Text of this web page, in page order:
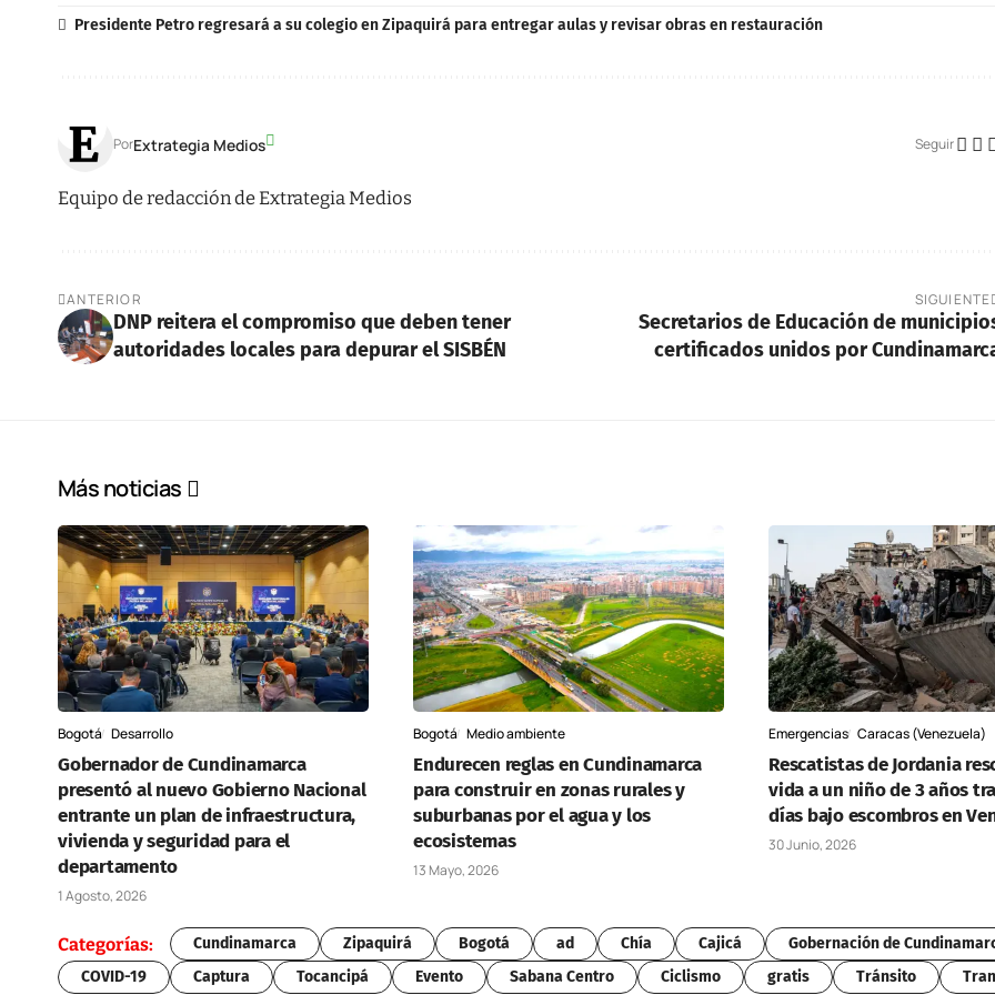
Presidente Petro regresará a su colegio en Zipaquirá para entregar aulas y revisar obras en restauración
PorExtrategia Medios Seguir
Equipo de redacción de Extrategia Medios
ANTERIOR
DNP reitera el compromiso que deben tener
autoridades locales para depurar el SISBÉN
SIGUIENTE
Secretarios de Educación de
certificados unidos por
Más noticias
Bogotá Desarrollo
Gobernador de Cundinamarca
presentó al nuevo Gobierno Nacional
entrante un plan de infraestructura,
vivienda y seguridad para el
departamento
1 Agosto, 2026
Bogotá Medio ambiente
Endurecen reglas en Cundinamarca
para construir en zonas rurales y
suburbanas por el agua y los
ecosistemas
13 Mayo, 2026
Emergencias Caracas (Venezuela)
Rescatistas de Jordania
vida a un niño de 3 años
días bajo escombros en
30 Junio, 2026
Categorías: Cundinamarca Zipaquirá Bogotá ad Chía Cajicá
Gobernación de
COVID-19
Captura Tocancipá Evento Sabana Centro Ciclismo gratis Tránsito